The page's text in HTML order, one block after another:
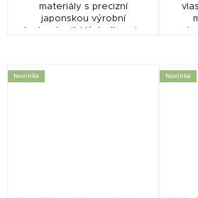
materiály s precizní
japonskou výrobní
technologií. Výsledkem je
Novinka Novinka